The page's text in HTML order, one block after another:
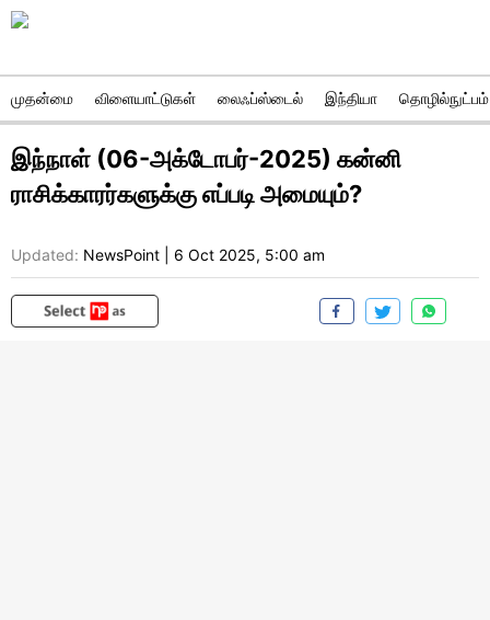
முதன்மை விளையாட்டுகள் லைஃப்ஸ்டைல் இந்தியா தொழில்நுட்பம்
இந்நாள் (06-அக்டோபர்-2025) கன்னி
ராசிக்காரர்களுக்கு எப்படி அமையும்?
Updated: NewsPoint 6 Oct 2025, 5:00 am